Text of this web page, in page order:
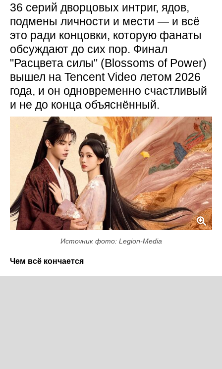
36 серий дворцовых интриг, ядов,
подмены личности и мести — и всё
это ради концовки, которую фанаты
обсуждают до сих пор. Финал
"Расцвета силы" (Blossoms of Power)
вышел на Tencent Video летом 2026
года, и он одновременно счастливый
и не до конца объяснённый.
Источник фото: Legion-Media
Чем всё кончается